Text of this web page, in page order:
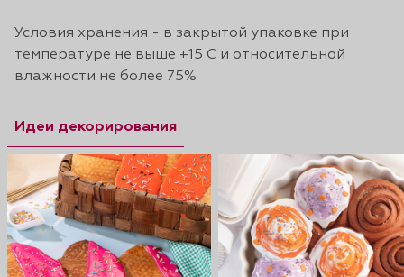
Условия хранения - в закрытой упаковке при
температуре не выше +15 С и относительной
влажности не более 75%
Идеи декорирования